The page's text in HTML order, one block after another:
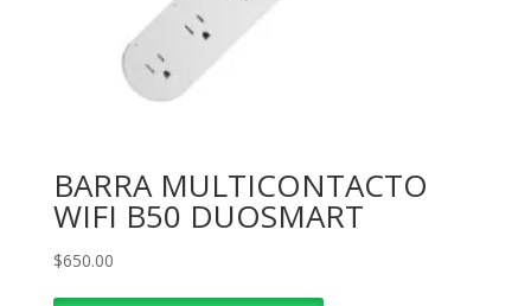
BARRA MULTICONTACTO
WIFI B50 DUOSMART
$650.00